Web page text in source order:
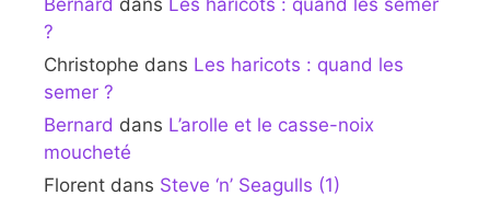
?
Christophe dans Les haricots : quand les
semer ?
Bernard dans L’arolle et le casse-noix
moucheté
Florent dans Steve ‘n’ Seagulls (1)